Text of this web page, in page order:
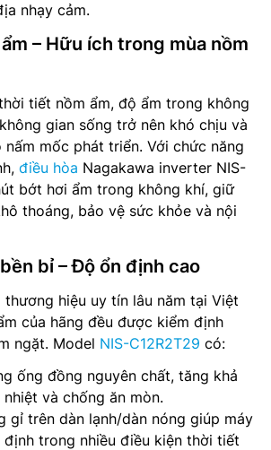
nhạy cảm.
– Hữu ích trong mùa nồm
tiết nồm ẩm, độ ẩm trong không
gian sống trở nên khó chịu và
mốc phát triển. Với chức năng
điều hòa Nagakawa inverter NIS-
bớt hơi ẩm trong không khí, giữ
thoáng, bảo vệ sức khỏe và nội
bỉ – Độ ổn định cao
thương hiệu uy tín lâu năm tại Việt
của hãng đều được kiểm định
ngặt. Model NIS-C12R2T29 có:
ống đồng nguyên chất, tăng khả
và chống ăn mòn.
gỉ trên dàn lạnh/dàn nóng giúp máy
trong nhiều điều kiện thời tiết